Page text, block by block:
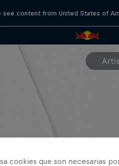
see content from United States of
cookies que son necesarias